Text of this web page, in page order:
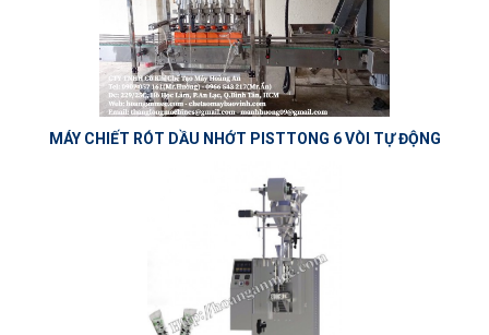
MÁY CHIẾT RÓT DẦU NHỚT PISTTONG 6 VÒI TỰ ĐỘNG